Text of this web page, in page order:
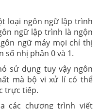
loại ngôn ngữ lập trình
ngữ lập trình là ngộn
ngữ máy mọi chỉ thị
số nhị phân 0 và 1.
sử dụng tuy vậy ngôn
mà bộ vi xử lí có thể
trực tiếp.
các chương trình viết